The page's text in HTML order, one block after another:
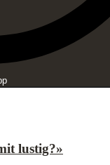
lustig?»